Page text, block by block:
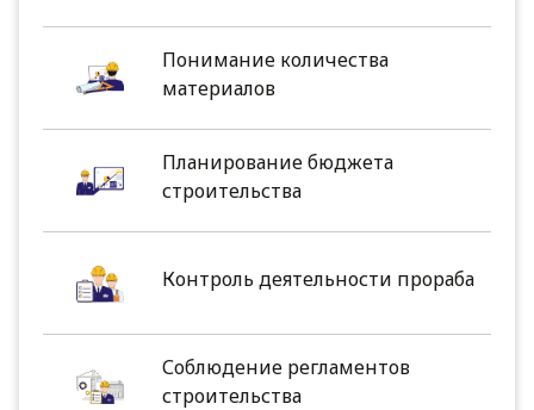
Понимание количества
материалов
Планирование бюджета
строительства
Контроль деятельности прораба
Соблюдение регламентов
строительства